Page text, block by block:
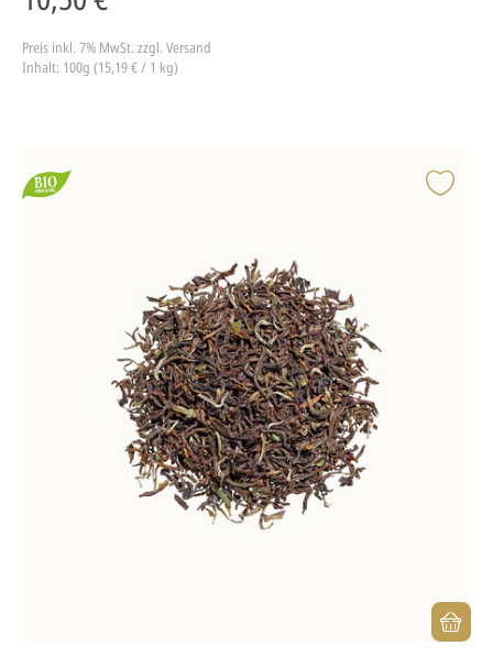
Preis inkl. 7% MwSt. zzgl. Versand
Inhalt: 100g (15,19 € / 1 kg)